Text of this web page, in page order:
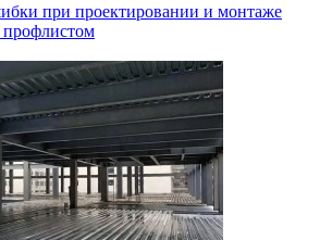
при проектировании и монтаже